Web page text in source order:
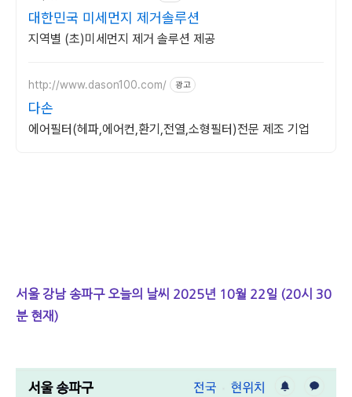
대한민국 미세먼지 제거솔루션
지역별 (초)미세먼지 제거 솔루션 제공
http://www.dason100.com/ 광고
다손
에어필터(헤파,에어컨,환기,전열,소형필터)전문 제조 기업
서울 강남 송파구 오늘의 날씨 2025년 10월 22일 (20시 30
분 현재)